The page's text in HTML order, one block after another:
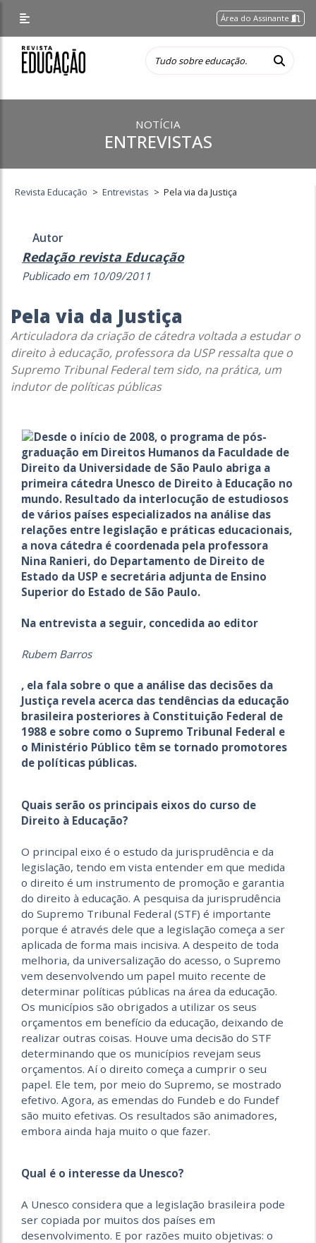
Área do Assinante
NOTÍCIA
ENTREVISTAS
Revista Educação > Entrevistas > Pela via da Justiça
Autor
Redação revista Educação
Publicado em 10/09/2011
Pela via da Justiça
Articuladora da criação de cátedra voltada a estudar o
direito à educação, professora da USP ressalta que o
Supremo Tribunal Federal tem sido, na prática, um
indutor de políticas públicas
Desde o início de 2008, o programa de pós-
graduação em Direitos Humanos da Faculdade de
Direito da Universidade de São Paulo abriga a
primeira cátedra Unesco de Direito à Educação no
mundo. Resultado da interlocução de estudiosos
de vários países especializados na análise das
relações entre legislação e práticas educacionais,
a nova cátedra é coordenada pela professora
Nina Ranieri, do Departamento de Direito de
Estado da USP e secretária adjunta de Ensino
Superior do Estado de São Paulo.
Na entrevista a seguir, concedida ao editor
Rubem Barros
, ela fala sobre o que a análise das decisões da
Justiça revela acerca das tendências da educação
brasileira posteriores à Constituição Federal de
1988 e sobre como o Supremo Tribunal Federal e
o Ministério Público têm se tornado promotores
de políticas públicas.
Quais serão os principais eixos do curso de
Direito à Educação?
O principal eixo é o estudo da jurisprudência e da
legislação, tendo em vista entender em que medida
o direito é um instrumento de promoção e garantia
do direito à educação. A pesquisa da jurisprudência
do Supremo Tribunal Federal (STF) é importante
porque é através dele que a legislação começa a ser
aplicada de forma mais incisiva. A despeito de toda
melhoria, da universalização do acesso, o Supremo
vem desenvolvendo um papel muito recente de
determinar políticas públicas na área da educação.
Os municípios são obrigados a utilizar os seus
orçamentos em benefício da educação, deixando de
realizar outras coisas. Houve uma decisão do STF
determinando que os municípios revejam seus
orçamentos. Aí o direito começa a cumprir o seu
papel. Ele tem, por meio do Supremo, se mostrado
efetivo. Agora, as emendas do Fundeb e do Fundef
são muito efetivas. Os resultados são animadores,
embora ainda haja muito o que fazer.
Qual é o interesse da Unesco?
A Unesco considera que a legislação brasileira pode
ser copiada por muitos dos países em
desenvolvimento. E por razões muito objetivas: o